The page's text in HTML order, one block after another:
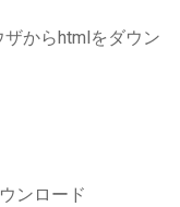
からhtmlをダウン
ンロード